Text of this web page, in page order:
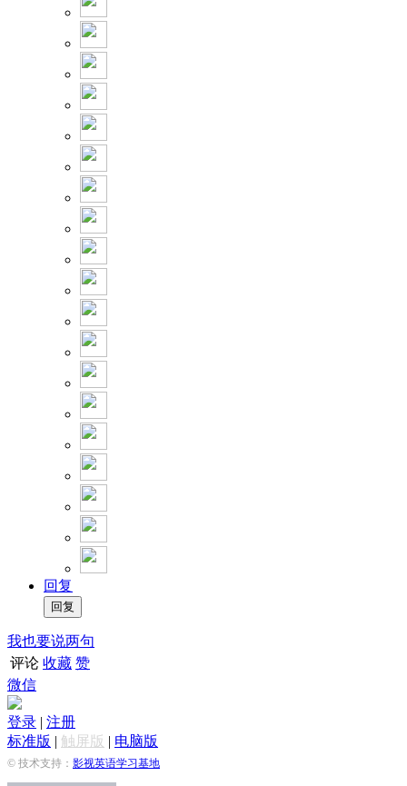
回复
我也要说两句
评论 收藏 赞
微信
登录 | 注册
标准版 | 触屏版 | 电脑版
© 技术支持： 影视英语学习基地